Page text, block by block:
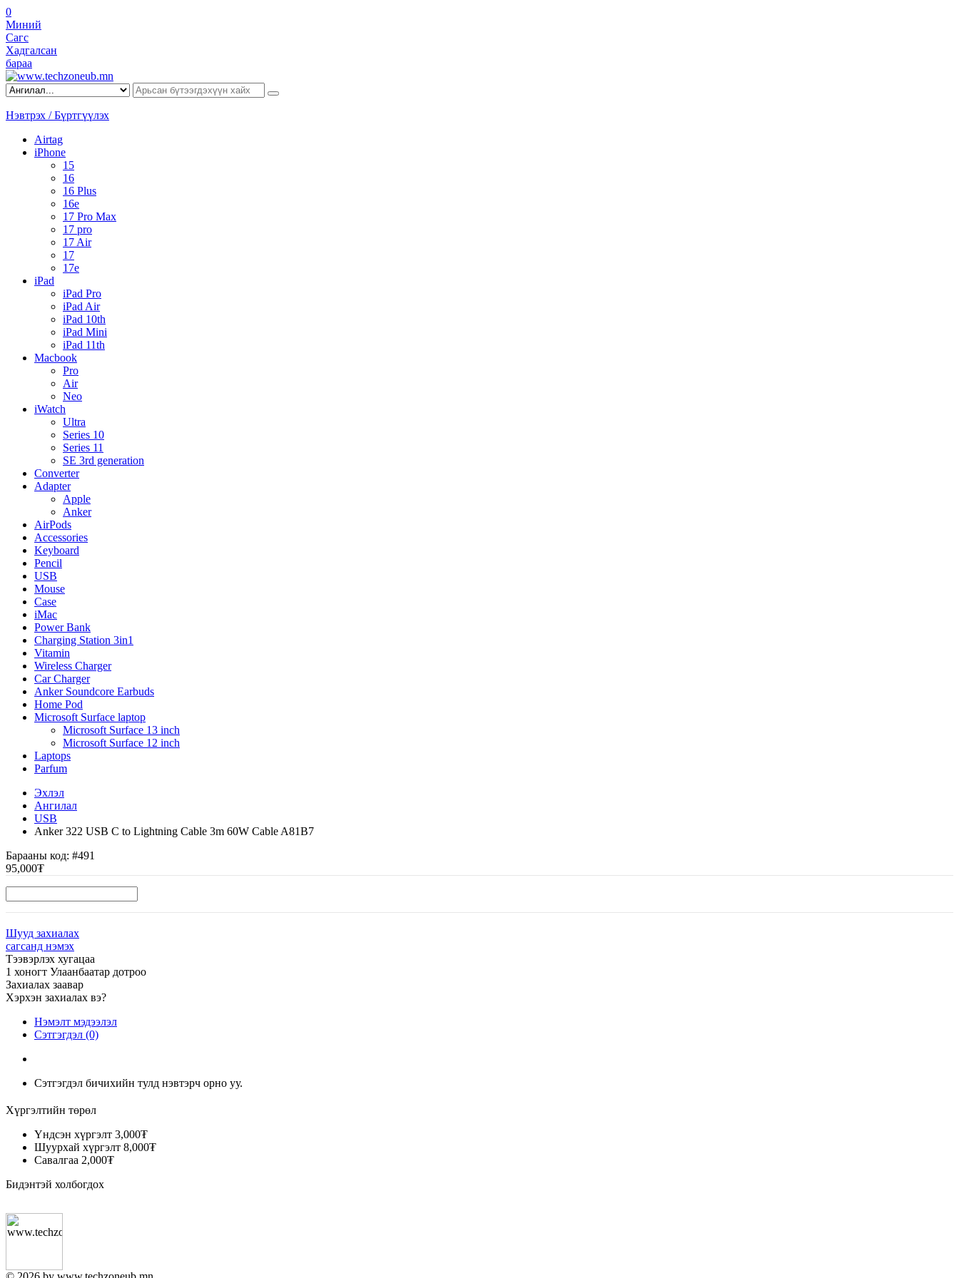
0
Миний
Сагс
Хадгалсан
бараа
Нэвтрэх / Бүртгүүлэх
Airtag
iPhone
15
16
16 Plus
16e
17 Pro Max
17 pro
17 Air
17
17e
iPad
iPad Pro
iPad Air
iPad 10th
iPad Mini
iPad 11th
Macbook
Pro
Air
Neo
iWatch
Ultra
Series 10
Series 11
SE 3rd generation
Converter
Adapter
Apple
Anker
AirPods
Accessories
Keyboard
Pencil
USB
Mouse
Case
iMac
Power Bank
Charging Station 3in1
Vitamin
Wireless Charger
Car Charger
Anker Soundcore Earbuds
Home Pod
Microsoft Surface laptop
Microsoft Surface 13 inch
Microsoft Surface 12 inch
Laptops
Parfum
Эхлэл
Ангилал
USB
Anker 322 USB C to Lightning Cable 3m 60W Cable A81B7
Барааны код: #491
95,000₮
Шууд захиалах
сагсанд нэмэх
Тээвэрлэх хугацаа
1 хоногт Улаанбаатар дотроо
Захиалах заавар
Хэрхэн захиалах вэ?
Нэмэлт мэдээлэл
Сэтгэгдэл (0)
Сэтгэгдэл бичихийн тулд нэвтэрч орно уу.
Хүргэлтийн төрөл
Үндсэн хүргэлт 3,000₮
Шуурхай хүргэлт 8,000₮
Савалгаа 2,000₮
Бидэнтэй холбогдох